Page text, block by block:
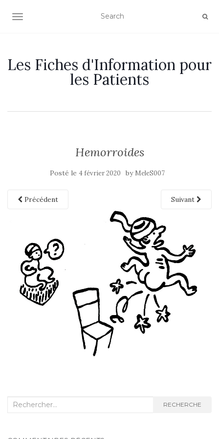
OUVRIR/FERMER LA NAVIGATION
Les Fiches d'Information pour
les Patients
Hemorroides
Posté le 4 février 2020 by MeleS007
Précédent Suivant
Recherche
RECHERCHE